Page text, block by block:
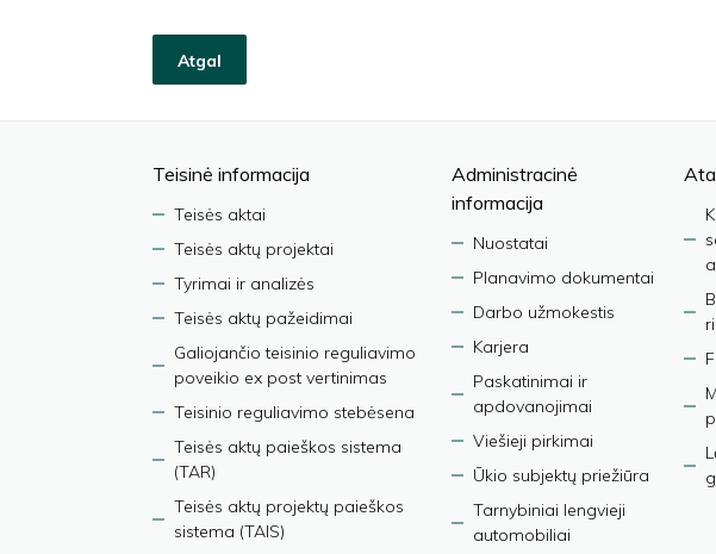
Atgal
Teisinė informacija
Teisės aktai
Teisės aktų projektai
Tyrimai ir analizės
Teisės aktų pažeidimai
Galiojančio teisinio reguliavimo
poveikio ex post vertinimas
Teisinio reguliavimo stebėsena
Teisės aktų paieškos sistema
(TAR)
Teisės aktų projektų paieškos
sistema (TAIS)
Administracinė
informacija
Nuostatai
Planavimo dokumentai
Darbo užmokestis
Karjera
Paskatinimai ir
apdovanojimai
Viešieji pirkimai
Ūkio subjektų priežiūra
Tarnybiniai lengvieji
automobiliai